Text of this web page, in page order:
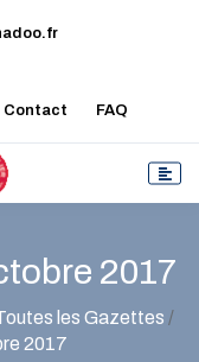
Contact FAQ
2017
les Gazettes /
2017